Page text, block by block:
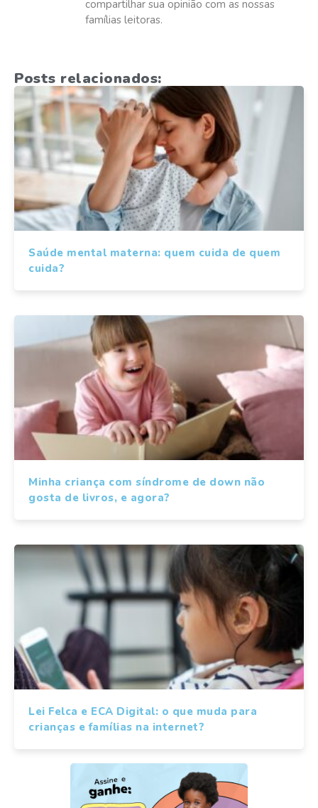
compartilhar sua opinião com as nossas
famílias leitoras.
Posts relacionados:
Saúde mental materna: quem cuida de quem
cuida?
Minha criança com síndrome de down não
gosta de livros, e agora?
Lei Felca e ECA Digital: o que muda para
crianças e famílias na internet?